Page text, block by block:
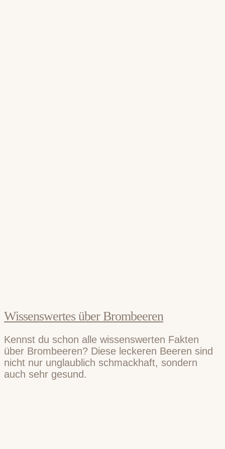
Wissenswertes über Brombeeren
Kennst du schon alle wissenswerten Fakten
über Brombeeren? Diese leckeren Beeren sind
nicht nur unglaublich schmackhaft, sondern
auch sehr gesund.